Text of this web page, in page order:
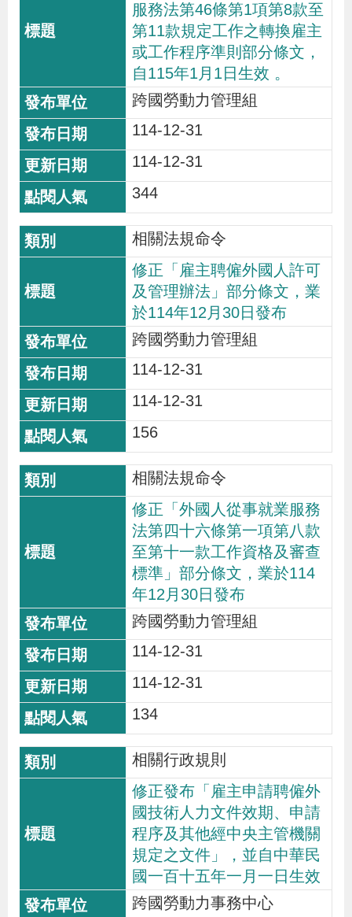
服務法第46條第1項第8款至
第11款規定工作之轉換雇主
或工作程序準則部分條文，
自115年1月1日生效 。
跨國勞動力管理組
114-12-31
114-12-31
344
相關法規命令
修正「雇主聘僱外國人許可
及管理辦法」部分條文，業
於114年12月30日發布
跨國勞動力管理組
114-12-31
114-12-31
156
相關法規命令
修正「外國人從事就業服務
法第四十六條第一項第八款
至第十一款工作資格及審查
標準」部分條文，業於114
年12月30日發布
跨國勞動力管理組
114-12-31
114-12-31
134
相關行政規則
修正發布「雇主申請聘僱外
國技術人力文件效期、申請
程序及其他經中央主管機關
規定之文件」，並自中華民
國一百十五年一月一日生效
跨國勞動力事務中心